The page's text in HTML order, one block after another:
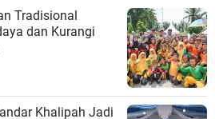
Tradisional
dan Kurangi
Khalipah Jadi